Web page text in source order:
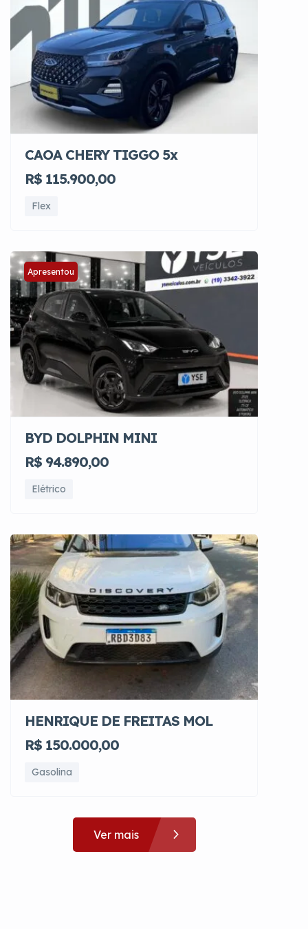
CAOA CHERY TIGGO 5x
R$ 115.900,00
Flex
Apresentou
BYD DOLPHIN MINI
R$ 94.890,00
Elétrico
HENRIQUE DE FREITAS MOL
R$ 150.000,00
Gasolina
Ver mais